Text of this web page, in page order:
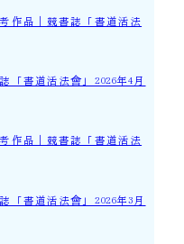
作品｜競書誌「書道活法
「書道活法會」2026年4月
作品｜競書誌「書道活法
「書道活法會」2026年3月